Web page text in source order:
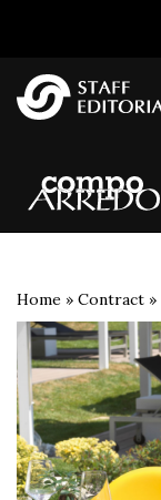
Home » Contract »